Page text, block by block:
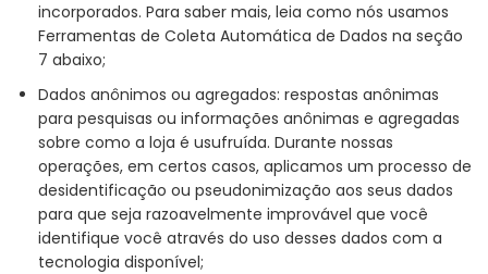
incorporados. Para saber mais, leia como nós usamos
Ferramentas de Coleta Automática de Dados na seção
7 abaixo;
Dados anônimos ou agregados: respostas anônimas
para pesquisas ou informações anônimas e agregadas
sobre como a loja é usufruída. Durante nossas
operações, em certos casos, aplicamos um processo de
desidentificação ou pseudonimização aos seus dados
para que seja razoavelmente improvável que você
identifique você através do uso desses dados com a
tecnologia disponível;